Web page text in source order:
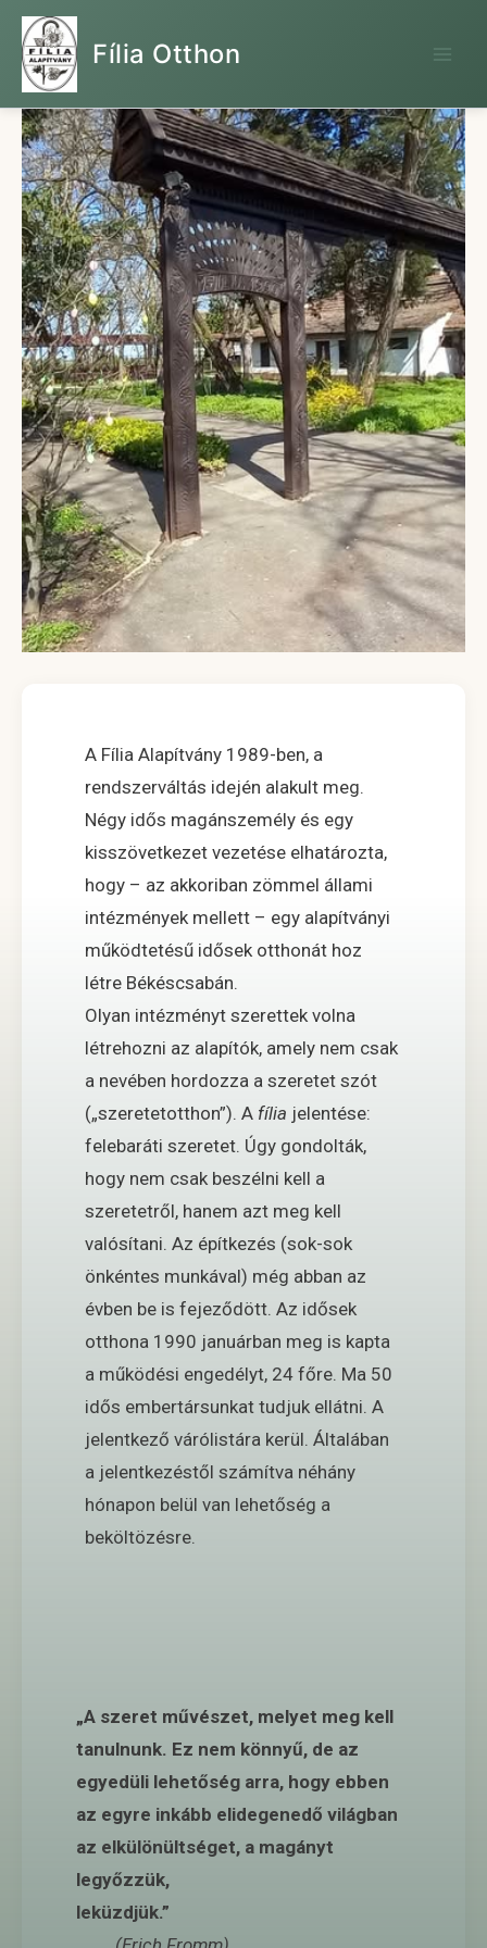
Skip
content
Fília Otthon
A Fília Alapítvány 1989-ben, a
rendszerváltás idején alakult meg.
Négy idős magánszemély és egy
kisszövetkezet vezetése elhatározta,
hogy – az akkoriban zömmel állami
intézmények mellett – egy alapítványi
működtetésű idősek otthonát hoz
létre Békéscsabán.
Olyan intézményt szerettek volna
létrehozni az alapítók, amely nem csak
a nevében hordozza a szeretet szót
(„szeretetotthon”). A fília jelentése:
felebaráti szeretet. Úgy gondolták,
hogy nem csak beszélni kell a
szeretetről, hanem azt meg kell
valósítani. Az építkezés (sok-sok
önkéntes munkával) még abban az
évben be is fejeződött. Az idősek
otthona 1990 januárban meg is kapta
a működési engedélyt, 24 főre. Ma 50
idős embertársunkat tudjuk ellátni. A
jelentkező várólistára kerül. Általában
a jelentkezéstől számítva néhány
hónapon belül van lehetőség a
beköltözésre.
„A szeret művészet, melyet meg kell
tanulnunk. Ez nem könnyű, de az
egyedüli lehetőség arra, hogy ebben
az egyre inkább elidegenedő világban
az elkülönültséget, a magányt
legyőzzük,
leküzdjük.”